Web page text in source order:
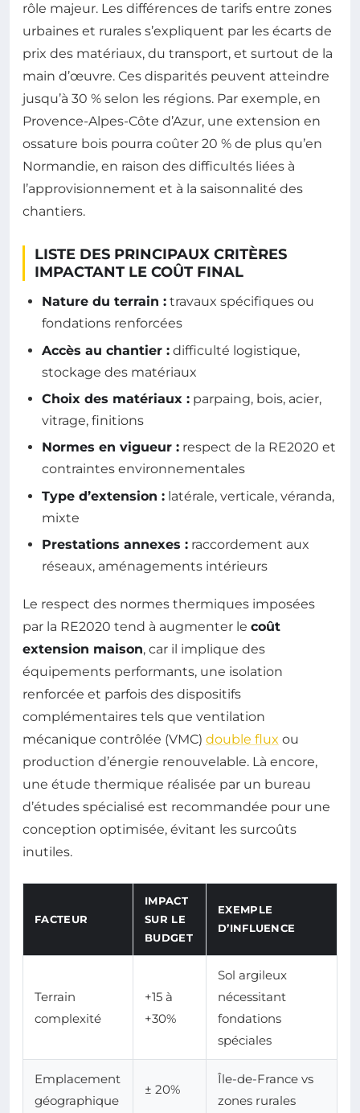
rôle majeur. Les différences de tarifs entre zones
urbaines et rurales s’expliquent par les écarts de
prix des matériaux, du transport, et surtout de la
main d’œuvre. Ces disparités peuvent atteindre
jusqu’à 30 % selon les régions. Par exemple, en
Provence-Alpes-Côte d’Azur, une extension en
ossature bois pourra coûter 20 % de plus qu’en
Normandie, en raison des difficultés liées à
l’approvisionnement et à la saisonnalité des
chantiers.
LISTE DES PRINCIPAUX CRITÈRES
IMPACTANT LE COÛT FINAL
Nature du terrain : travaux spécifiques ou
fondations renforcées
Accès au chantier : difficulté logistique,
stockage des matériaux
Choix des matériaux : parpaing, bois, acier,
vitrage, finitions
Normes en vigueur : respect de la RE2020 et
contraintes environnementales
Type d’extension : latérale, verticale, véranda,
mixte
Prestations annexes : raccordement aux
réseaux, aménagements intérieurs
Le respect des normes thermiques imposées
par la RE2020 tend à augmenter le coût
extension maison, car il implique des
équipements performants, une isolation
renforcée et parfois des dispositifs
complémentaires tels que ventilation
mécanique contrôlée (VMC) double flux ou
production d’énergie renouvelable. Là encore,
une étude thermique réalisée par un bureau
d’études spécialisé est recommandée pour une
conception optimisée, évitant les surcoûts
inutiles.
FACTEUR
IMPACT
SUR LE
BUDGET
EXEMPLE
D’INFLUENCE
Terrain
complexité
+15 à
+30%
Sol argileux
nécessitant
fondations
spéciales
Emplacement
géographique
± 20%
Île-de-France vs
zones rurales